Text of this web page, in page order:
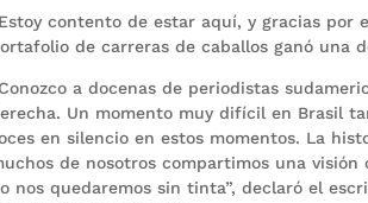
contento de estar aquí, y gracias por
de carreras de caballos ganó una
a docenas de periodistas
Un momento muy difícil en Brasil
en silencio en estos momentos. La
de nosotros compartimos una
nos quedaremos sin tinta”, declaró el